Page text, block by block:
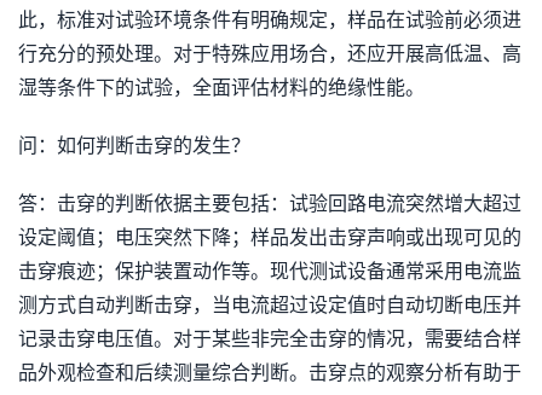
此，标准对试验环境条件有明确规定，样品在试验前必须进
行充分的预处理。对于特殊应用场合，还应开展高低温、高
湿等条件下的试验，全面评估材料的绝缘性能。
问：如何判断击穿的发生？
答：击穿的判断依据主要包括：试验回路电流突然增大超过
设定阈值；电压突然下降；样品发出击穿声响或出现可见的
击穿痕迹；保护装置动作等。现代测试设备通常采用电流监
测方式自动判断击穿，当电流超过设定值时自动切断电压并
记录击穿电压值。对于某些非完全击穿的情况，需要结合样
品外观检查和后续测量综合判断。击穿点的观察分析有助于